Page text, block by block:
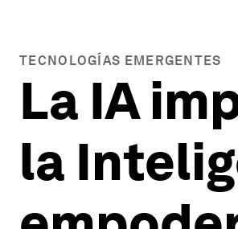
TECNOLOGÍAS EMERGENTES
La IA
la